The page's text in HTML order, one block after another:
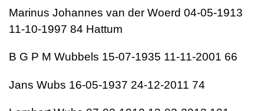
Marinus Johannes van der Woerd 04-05-1913
11-10-1997 84 Hattum
B G P M Wubbels 15-07-1935 11-11-2001 66
Jans Wubs 16-05-1937 24-12-2011 74